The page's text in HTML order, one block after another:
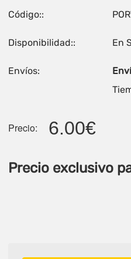
Código::
Disponibilidad:: En
Envíos:
Precio: 6.00€
Precio exclusivo